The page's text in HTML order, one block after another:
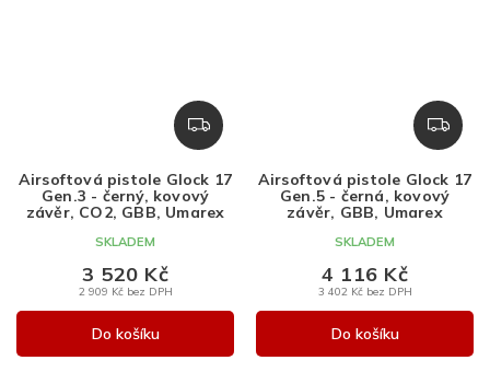
Z
D
R
M
Airsoftová pistole Glock 17
Gen.3 - černý, kovový
závěr, CO2, GBB, Umarex
SKLADEM
2 909 Kč bez DPH
3 520 Kč
Do košíku
Z
D
R
Airsoftová pistole Glock 17
Gen.5 - černá, kovový
závěr, GBB, Umarex
SKLADEM
3 402 Kč bez DPH
4 116 Kč
Do košíku